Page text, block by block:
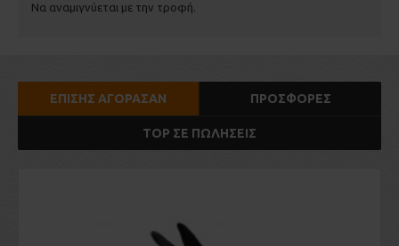
Να αναμιγνύεται με την τροφή.
ΕΠΊΣΗΣ ΑΓΌΡΑΣΑΝ ΠΡΟΣΦΟΡΈΣ
TOP ΣΕ ΠΩΛΉΣΕΙΣ